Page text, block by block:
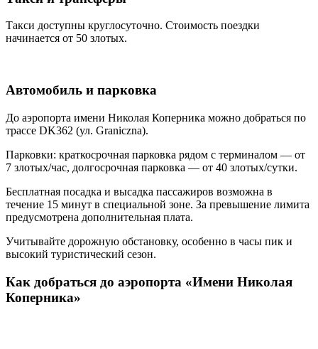
Такси доступны круглосуточно. Стоимость поездки
начинается от 50 злотых.
Автомобиль и парковка
До аэропорта имени Николая Коперника можно добраться по
трассе DK362 (ул. Graniczna).
Парковки: краткосрочная парковка рядом с терминалом — от
7 злотых/час, долгосрочная парковка — от 40 злотых/сутки.
Бесплатная посадка и высадка пассажиров возможна в
течение 15 минут в специальной зоне. За превышение лимита
предусмотрена дополнительная плата.
Учитывайте дорожную обстановку, особенно в часы пик и
высокий туристический сезон.
Как добраться до аэропорта «Имени Николая
Коперника»